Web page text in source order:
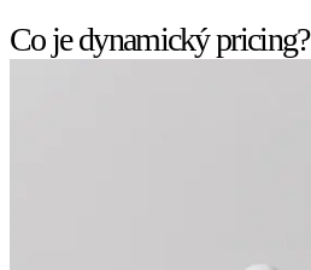
v
porovnání
Co je dynamický pricing?